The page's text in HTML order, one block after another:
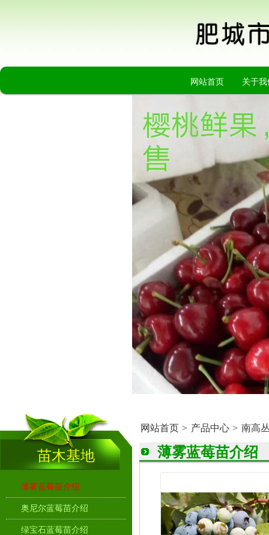
网站首页 关于我
苗木基地
网站首页 > 产品中心 > 南高
薄雾蓝莓苗介绍
薄雾蓝莓苗介绍
奥尼尔蓝莓苗介绍
绿宝石蓝莓苗介绍